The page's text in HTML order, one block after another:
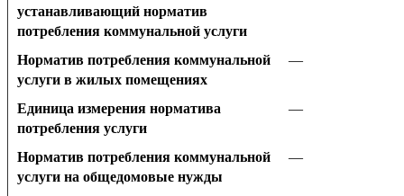
устанавливающий норматив
потребления коммунальной услуги
Норматив потребления коммунальной
услуги в жилых помещениях
—
Единица измерения норматива
потребления услуги
—
Норматив потребления коммунальной
услуги на общедомовые нужды
—